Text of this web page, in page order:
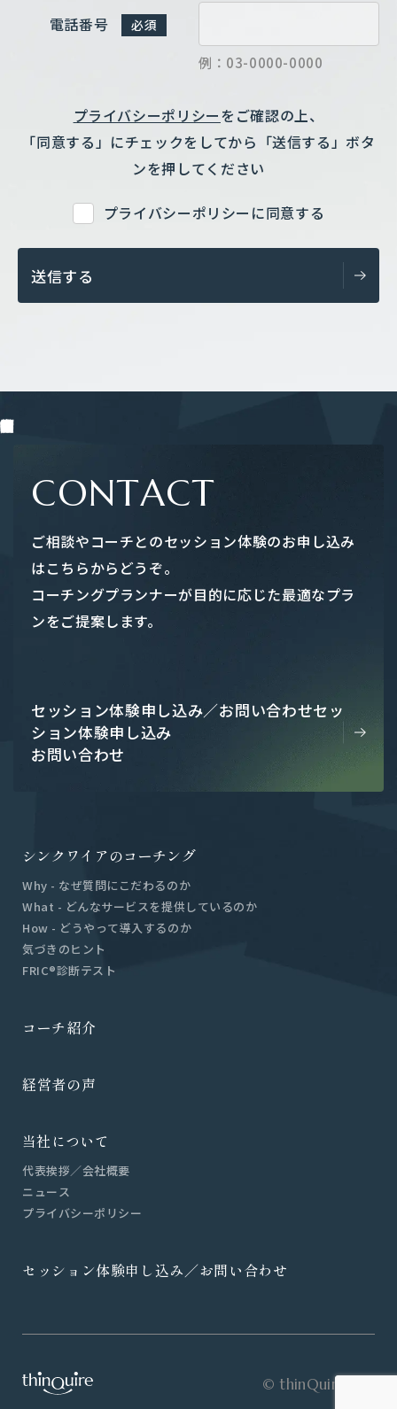
電話番号 必須
例：03-0000-0000
プライバシーポリシー をご確認の上、
「同意する」にチェックをしてから「送信する」ボタ
ンを押してください
プライバシーポリシーに同意する
CONTACT
ご相談やコーチとのセッション体験のお申し込み
はこちらからどうぞ。
コーチングプランナーが目的に応じた最適なプラ
ンをご提案します。
セッション体験申し込み／お問い合わせセッ
ション体験申し込み
お問い合わせ
シンクワイアのコーチング
W
W
h
h
y
y
-
-
な
な
ぜ
ぜ
質
質
問
問
に
に
こ
こ
だ
だ
わ
わ
る
る
の
の
か
か
W
W
h
h
a
a
t
t
-
-
ど
ど
ん
ん
な
な
サ
サ
ー
ー
ビ
ビ
ス
ス
を
を
提
提
供
供
し
し
て
て
い
い
る
る
の
の
か
か
H
H
o
o
w
w
-
-
ど
ど
う
う
や
や
っ
っ
て
て
導
導
入
入
す
す
る
る
の
の
か
か
気
気
づ
づ
き
き
の
の
ヒ
ヒ
ン
ン
ト
ト
F
F
R
R
I
I
C
C
®
®
診
診
断
断
テ
テ
ス
ス
ト
ト
コ
コ
ー
ー
チ
チ
紹
紹
介
介
経
経
営
営
者
者
の
の
声
声
当社について
代
代
表
表
挨
挨
拶
拶
／
／
会
会
社
社
概
概
要
要
ニ
ニ
ュ
ュ
ー
ー
ス
ス
プ
プ
ラ
ラ
イ
イ
バ
バ
シ
シ
ー
ー
ポ
ポ
リ
リ
シ
シ
ー
ー
セ
セ
ッ
ッ
シ
シ
ョ
ョ
ン
ン
体
体
験
験
申
申
し
し
込
込
み
み
／
／
お
お
問
問
い
い
合
合
わ
わ
せ
せ
© thinQuire inc.